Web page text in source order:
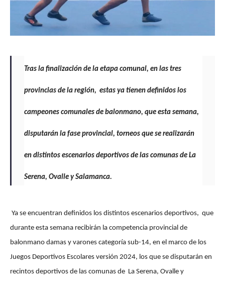
Tras la finalización de la etapa comunal, en las tres
provincias de la región, estas ya tienen definidos los
campeones comunales de balonmano, que esta semana,
disputarán la fase provincial, torneos que se realizarán
en distintos escenarios deportivos de las comunas de La
Serena, Ovalle y Salamanca.
Ya se encuentran definidos los distintos escenarios deportivos, que
durante esta semana recibirán la competencia provincial de
balonmano damas y varones categoría sub-14, en el marco de los
Juegos Deportivos Escolares versión 2024, los que se disputarán en
recintos deportivos de las comunas de La Serena, Ovalle y